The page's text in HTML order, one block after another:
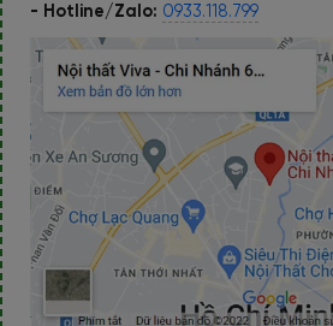
- Hotline/Zalo: 0933.118.799